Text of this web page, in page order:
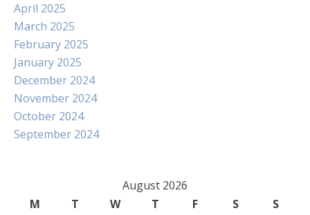
April 2025
March 2025
February 2025
January 2025
December 2024
November 2024
October 2024
September 2024
August 2026
M
T W T F S
S